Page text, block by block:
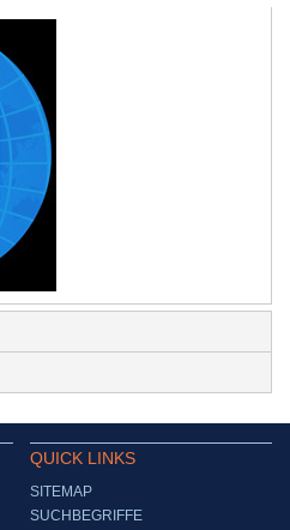
QUICK LINKS
SITEMAP
SUCHBEGRIFFE